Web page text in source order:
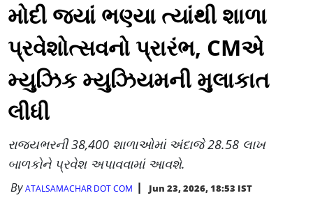
મોદી જ્યાં ભણ્યા ત્યાંથી શાળા
પ્રવેશોત્સવનો પ્રારંભ, CMએ
મ્યુઝિક મ્યુઝિયમની મુલાકાત
લીધી
રાજ્યભરની 38,400 શાળાઓમાં અંદાજે 28.58 લાખ
બાળકોને પ્રવેશ અપાવવામાં આવશે.
ByATALSAMACHAR DOT COM Jun 23, 2026, 18:53 IST